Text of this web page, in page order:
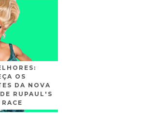
OS
DA NOVA
RUPAUL'S